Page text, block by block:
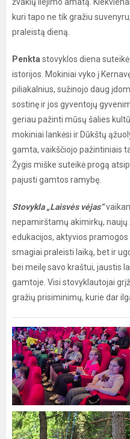
kuri tapo ne tik gražiu
praleistą dieną.
Penkta stovyklos diena
istorijos. Mokiniai vyko į
piliakalnius, sužinojo daug
sostinę ir jos gyventojų
geriau pažinti mūsų šalies
mokiniai lankėsi ir Dūkštų
gamta, vaikščiojo pažintiniais
Žygis miške suteikė progą
pajusti gamtos ramybę.
Stovykla „Laisvės vėjas“
nepamirštamų akimirkų, naujų
edukacijos, aktyvios
smagiai praleisti laiką, bet ir
bei meilę savo kraštui, jaustis
gamtoje. Visi stovyklautojai
gražių prisiminimų, kurie dar